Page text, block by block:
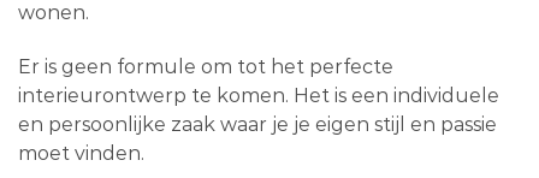
wonen.
Er is geen formule om tot het perfecte
interieurontwerp te komen. Het is een individuele
en persoonlijke zaak waar je je eigen stijl en passie
moet vinden.